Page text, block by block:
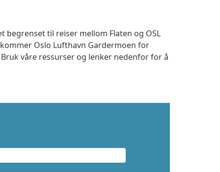
til reiser mellom Flaten og OSL
Oslo Lufthavn Gardermoen for
våre ressurser og lenker nedenfor for å